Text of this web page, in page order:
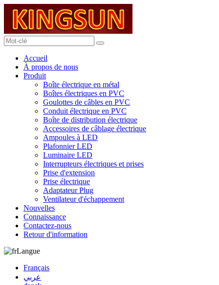
Accueil
À propos de nous
Produit
Boîte électrique en métal
Boîtes électriques en PVC
Goulottes de câbles en PVC
Conduit électrique en PVC
Boîte de distribution électrique
Accessoires de câblage électrique
Ampoules à LED
Plafonnier LED
Luminaire LED
Interrupteurs électriques et prises
Prise d'extension
Prise électrique
Adaptateur Plug
Ventilateur d'échappement
Nouvelles
Connaissance
Contactez-nous
Retour d'information
Langue
Français
عربي